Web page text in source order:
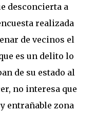
desconcierta a
realizada
de vecinos el
es un delito lo
de su estado al
no interesa que
entrañable zona